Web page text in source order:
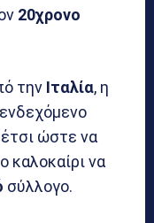
20χρονο
την Ιταλία, η
ώστε να
καλοκαίρι να
σύλλογο.